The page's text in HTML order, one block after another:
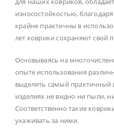
износостойкостью,
крайне практичны в
лет коврики сохраняют свой
Основываясь на
опыте использования
выделить самый практичный
изделиях не видно ни пыли,
Соответственно такие
ухаживать за ними.